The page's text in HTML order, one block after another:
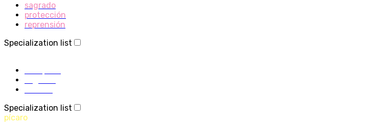
sagrado
protección
reprensión
Specialization list
Specialization list
pícaro